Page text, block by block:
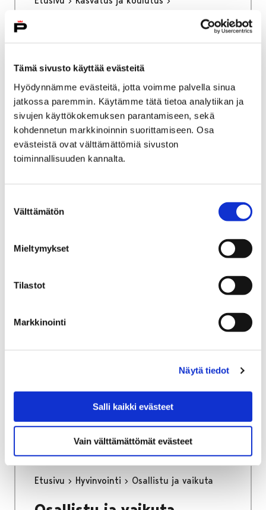
Tämä sivusto käyttää evästeitä
Hyödynnämme evästeitä, jotta voimme palvella sinua
jatkossa paremmin. Käytämme tätä tietoa analytiikan ja
sivujen käyttökokemuksen parantamiseen, sekä
kohdennetun markkinoinnin suorittamiseen. Osa
evästeistä ovat välttämättömiä sivuston
toiminnallisuuden kannalta.
valinta
Välttämätön
Mieltymykset
Tilastot
Markkinointi
Näytä tiedot
Salli kaikki evästeet
Vain välttämättömät evästeet
Porista
Bussiliput ja aikataulut
Bussiliput ja aikataulut
Etusivu
Ota yhteyttä
Porin kaupungin asiakaspalvelu
Kaapeli- ja johtokartat
Etusivu Hyvinvointi Osallistu ja vaikuta